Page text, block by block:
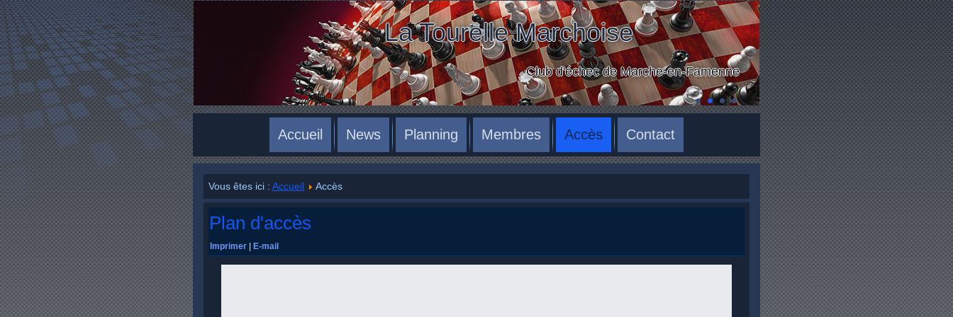
La Tourelle Marchoise
Club d'échec de Marche-en-Famenne
Accueil News Planning Membres Accès Contact
Vous êtes ici : Accueil Accès
Plan d'accès
Imprimer E-mail